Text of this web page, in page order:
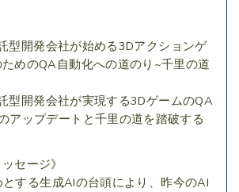
型開発会社が始める3Dアクションゲ
めのQA自動化への道のり~千里の道
型開発会社が実現する3DゲームのQA
アップデートと千里の道を踏破する
セージ》
する生成AIの台頭により、昨今のAI